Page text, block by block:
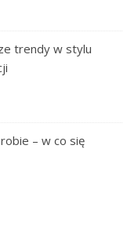
trendy w stylu
– w co się